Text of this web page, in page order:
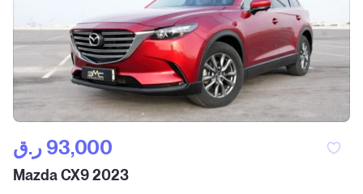
ر.ق‎ 93,000
Mazda CX9 2023